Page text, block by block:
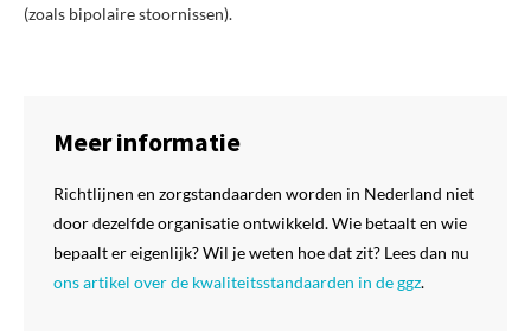
(zoals bipolaire stoornissen).
Meer informatie
Richtlijnen en zorgstandaarden worden in Nederland niet
door dezelfde organisatie ontwikkeld. Wie betaalt en wie
bepaalt er eigenlijk? Wil je weten hoe dat zit? Lees dan nu
ons artikel over de kwaliteitsstandaarden in de ggz.